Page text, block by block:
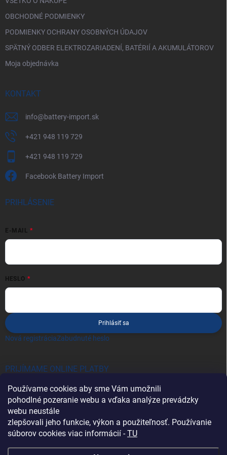
Používame cookies aby sme Vám umožnili
pohodlné pozeranie webu a vďaka analýze prevádzky
webu neustále
zlepšovali jeho funkcie, výkon a použiteľnosť. Používanie
súborov cookies viac informácií -TU
OBCHODNÉ PODMIENKY
PODMIENKY OCHRANY OSOBNÝCH ÚDAJOV
SPÄTNÝ ODBER ELEKTROZARIADENÍ, BATÉRIÍ A AKUMULÁTOROV
Moja objednávka
KONTAKT
info@battery-import.sk
+421 948 119 729
+421 948 119 729
Facebook Battery Import
PRIHLÁSENIE
E-MAIL
HESLO
Prihlásiť sa
Nová registráciaZabudnuté heslo
PRIJÍMAME ONLINE PLATBY
Heureka.sk